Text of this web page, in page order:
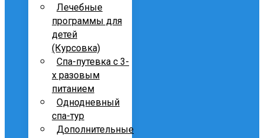
Лечебные
программы для
детей
(Курсовка)
Спа-путевка с 3-
х разовым
питанием
Однодневный
спа-тур
Дополнительные